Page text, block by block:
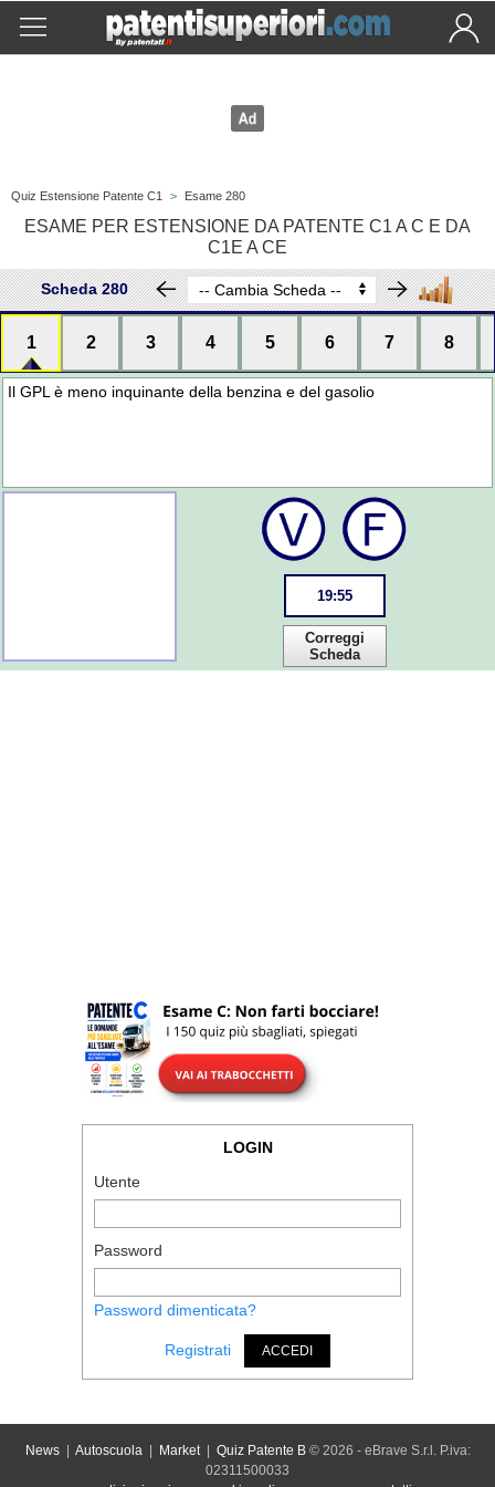
Quiz Estensione Patente C1 > Esame 280
ESAME PER ESTENSIONE DA PATENTE C1 A C E DA
C1E A CE
Scheda 280
1 2 3 4 5 6 7 8
Il GPL è meno inquinante della benzina e del gasolio
19:55
Correggi
Scheda
LOGIN
Utente
Password
Password dimenticata?
Registrati ACCEDI
News| Autoscuola| Market| Quiz Patente B© 2026 - eBrave S.r.l. P.iva:
02311500033